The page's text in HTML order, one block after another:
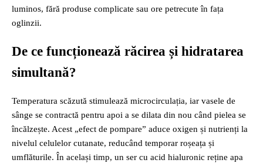
luminos, fără produse complicate sau ore petrecute în fața
oglinzii.
De ce funcționează răcirea și hidratarea
simultană?
Temperatura scăzută stimulează microcirculația, iar vasele de
sânge se contractă pentru apoi a se dilata din nou când pielea se
încălzește. Acest „efect de pompare” aduce oxigen și nutrienți la
nivelul celulelor cutanate, reducând temporar roșeața și
umflăturile. În același timp, un ser cu acid hialuronic reține apa